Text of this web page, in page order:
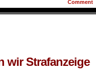
Comment
wir Strafanzeige